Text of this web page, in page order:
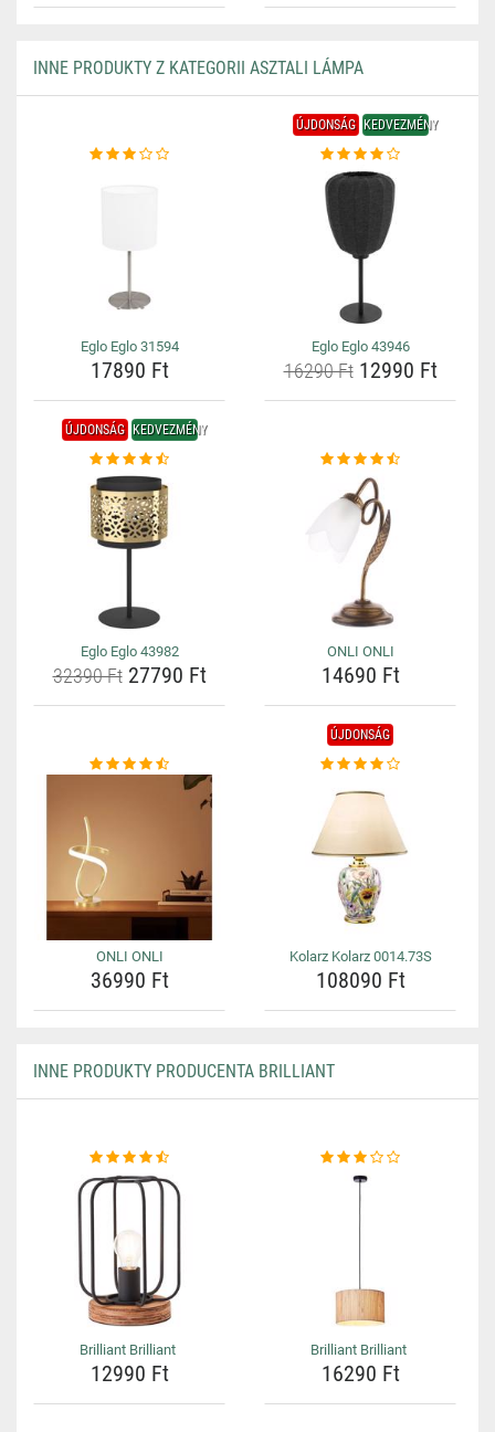
INNE PRODUKTY Z KATEGORII ASZTALI LÁMPA
Eglo Eglo 31594
17890 Ft
ÚJDONSÁG KEDVEZMÉNY
Eglo Eglo 43946
16290 Ft12990 Ft
ÚJDONSÁG KEDVEZMÉNY
Eglo Eglo 43982
32390 Ft27790 Ft
ONLI ONLI
14690 Ft
ONLI ONLI
36990 Ft
ÚJDONSÁG
Kolarz Kolarz 0014.73S
108090 Ft
INNE PRODUKTY PRODUCENTA BRILLIANT
Brilliant Brilliant
12990 Ft
Brilliant Brilliant
16290 Ft